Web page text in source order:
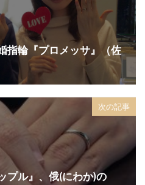
結婚指輪 マリッジリング
ストレート
結婚指輪 必要
結婚指輪 結婚指輪 違い
結婚指輪、LUCIE
指輪20万
結婚指輪2ミリ
指輪30代おすすめ
結婚指輪40万
指輪『プロメッサ』（佐
次の記事
プル』、俄(にわか)の